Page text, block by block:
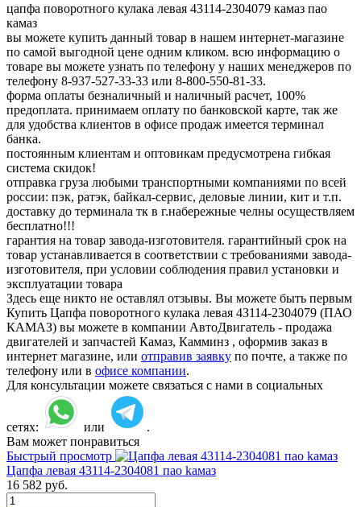
цапфа поворотного кулака левая 43114-2304079 камаз пао
камаз
вы можете купить данный товар в нашем интернет-магазине
по самой выгодной цене одним кликом. всю информацию о
товаре вы можете узнать по телефону у наших менеджеров по
телефону 8-937-527-33-33 или 8-800-550-81-33.
форма оплаты безналичный и наличный расчет, 100%
предоплата. принимаем оплату по банковской карте, так же
для удобства клиентов в офисе продаж имеется терминал
банка.
постоянным клиентам и оптовикам предусмотрена гибкая
система скидок!
отправка груза любыми транспортными компаниями по всей
россии: пэк, ратэк, байкал-сервис, деловые линии, кит и т.п.
доставку до терминала тк в г.набережные челны осуществляем
бесплатно!!!
гарантия на товар завода-изготовителя. гарантийный срок на
товар устанавливается в соответствии с требованиями завода-
изготовителя, при условии соблюдения правил установки и
эксплуатации товара
Здесь еще никто не оставлял отзывы. Вы можете быть первым
Купить Цапфа поворотного кулака левая 43114-2304079 (ПАО
КАМАЗ) вы можете в компании АвтоДвигатель - продажа
двигателей и запчастей Камаз, Камминз , оформив заказ в
интернет магазине, или отправив заявку по почте, а также по
телефону или в офисе компании.
Для консультации можете связаться с нами в социальных
сетях: или
.
Вам может понравиться
Быстрый просмотр
Цапфа левая 43114-2304081 пао kамаз
16 582 руб.